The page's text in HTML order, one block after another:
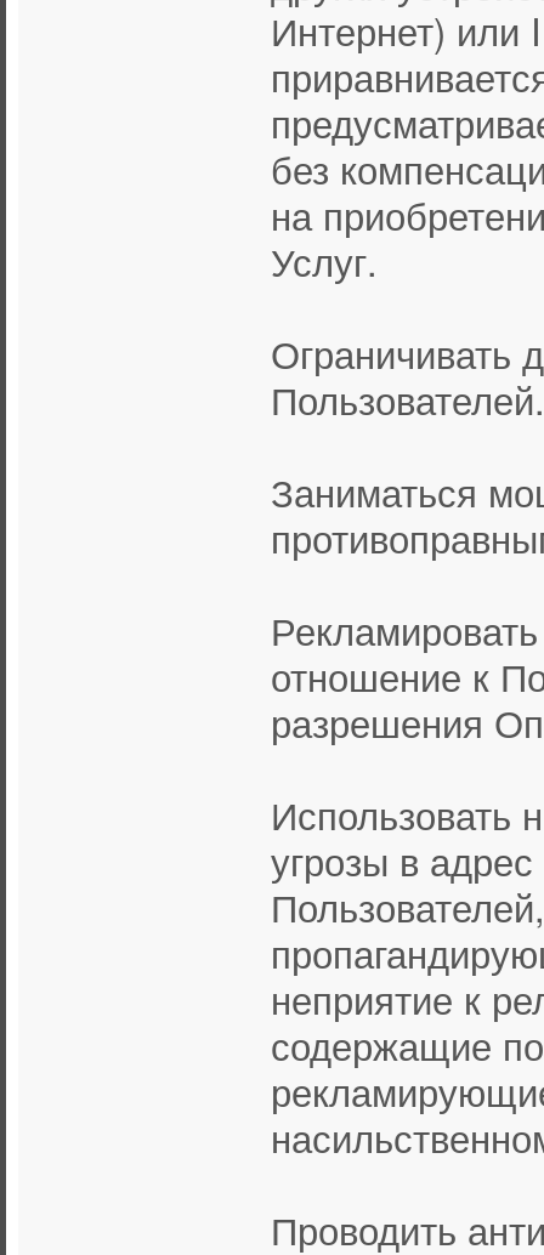
Интернет) или
без
на
Услуг.
Ограничивать
Пользователей.
Заниматься
отношение к
разрешения
Использовать
угрозы в
неприятие к
содержащие
Проводить